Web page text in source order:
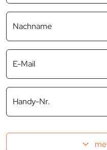
Nachname
E-Mail
Handy-Nr.